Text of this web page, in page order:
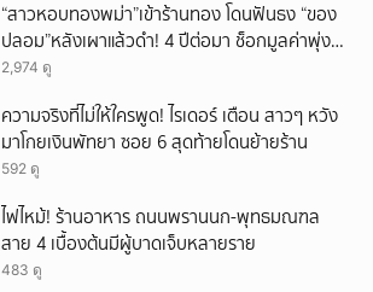
“สาวหอบทองพม่า”เข้าร้านทอง โดนฟันธง “ของ
ปลอม”หลังเผาแล้วดำ! 4 ปีต่อมา ช็อกมูลค่าพุ่ง
มหาศาล!
2,974 ดู
ความจริงที่ไม่ให้ใครพูด! ไรเดอร์ เตือน สาวๆ หวัง
มาโกยเงินพัทยา ซอย 6 สุดท้ายโดนย้ายร้าน
592 ดู
ไฟไหม้! ร้านอาหาร ถนนพรานนก-พุทธมณฑล
สาย 4 เบื้องต้นมีผู้บาดเจ็บหลายราย
483 ดู